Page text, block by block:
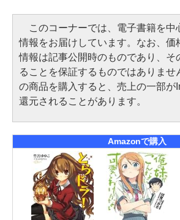
このコーナーでは、電子書籍を中
情報をお届けしています。なお、価
情報は記事公開時のものであり、そ
ることを保証するものではありませ
の商品を購入すると、売上の一部が
還元されることがあります。
Amazonで購入